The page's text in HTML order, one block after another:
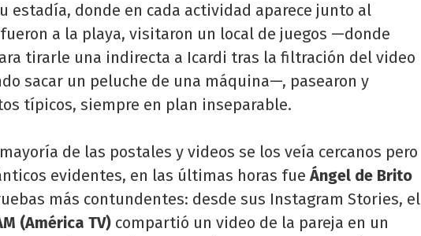
estadía, donde en cada actividad aparece junto al
a la playa, visitaron un local de juegos —donde
tirarle una indirecta a Icardi tras la filtración del video
sacar un peluche de una máquina—, pasearon y
típicos, siempre en plan inseparable.
de las postales y videos se los veía cercanos pero
evidentes, en las últimas horas fueÁngel de Brito
más contundentes: desde sus Instagram Stories, el
(América TV) compartió un video de la pareja en un